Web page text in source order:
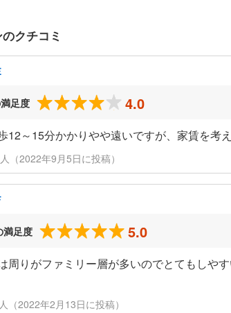
クチコミ
足度 4.0
12～15分かかりやや遠いですが、家賃を考
（2022年9月5日に投稿）
満足度 5.0
周りがファミリー層が多いのでとてもしや
（2022年2月13日に投稿）